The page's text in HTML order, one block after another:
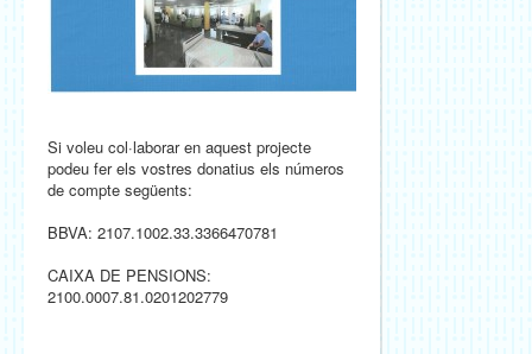
Si voleu col·laborar en aquest projecte
podeu fer els vostres donatius els números
de compte següents:
BBVA: 2107.1002.33.3366470781
CAIXA DE PENSIONS:
2100.0007.81.0201202779